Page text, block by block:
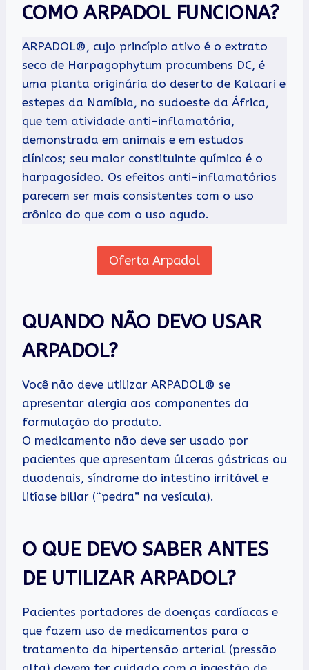
COMO ARPADOL FUNCIONA?
ARPADOL®, cujo princípio ativo é o extrato
seco de Harpagophytum procumbens DC, é
uma planta originária do deserto de Kalaari e
estepes da Namíbia, no sudoeste da África,
que tem atividade anti-inflamatória,
demonstrada em animais e em estudos
clínicos; seu maior constituinte químico é o
harpagosídeo. Os efeitos anti-inflamatórios
parecem ser mais consistentes com o uso
crônico do que com o uso agudo.
Oferta Arpadol
QUANDO NÃO DEVO USAR
ARPADOL?
Você não deve utilizar ARPADOL® se
apresentar alergia aos componentes da
formulação do produto.
O medicamento não deve ser usado por
pacientes que apresentam úlceras gástricas ou
duodenais, síndrome do intestino irritável e
litíase biliar (“pedra” na vesícula).
O QUE DEVO SABER ANTES
DE UTILIZAR ARPADOL?
Pacientes portadores de doenças cardíacas e
que fazem uso de medicamentos para o
tratamento da hipertensão arterial (pressão